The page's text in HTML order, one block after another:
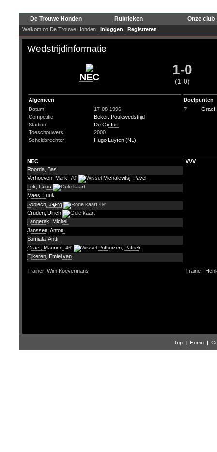
De Trouwe Honden Rubrieken Onze club
Welkom op De Trouwe Honden | Inloggen | Registreren
Wedstrijdinformatie
NEC 1-0
(1-0)
Algemeen
Datum:
17-08-1996
Competitie:
Beker: Poulewedstrijd
Stadion:
De Goffert
Toeschouwers:
2000
Scheidsrechter:
Hugo Luyten (NL)
Doelpunten
7'
NEC
VVV
Roorda, Bas
Verhoeven, Mark 70'
Michalevitsj, Pavel
Lok, Cees
Maes, Luuk
Sobiech, J�rg
49'
Cruden, Ulrich
Langerak, Michel
Janssen, Anton
Sumiala, Antti
Graef, Maurice 46'
Pothuizen, Patrick
Eijkeren, Emiel van
Trainer: Wim Koevermans Trainer:
Top | Home |